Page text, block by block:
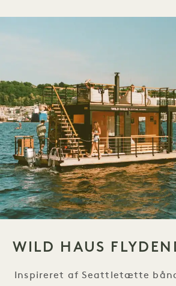
WILD HAUS
Inspireret af Seattletætte